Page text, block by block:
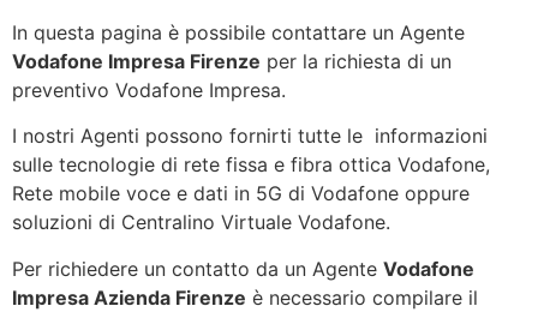
In questa pagina è possibile contattare un Agente
Vodafone Impresa Firenze per la richiesta di un
preventivo Vodafone Impresa.
I nostri Agenti possono fornirti tutte le informazioni
sulle tecnologie di rete fissa e fibra ottica Vodafone,
Rete mobile voce e dati in 5G di Vodafone oppure
soluzioni di Centralino Virtuale Vodafone.
Per richiedere un contatto da un Agente Vodafone
Impresa Azienda Firenze è necessario compilare il